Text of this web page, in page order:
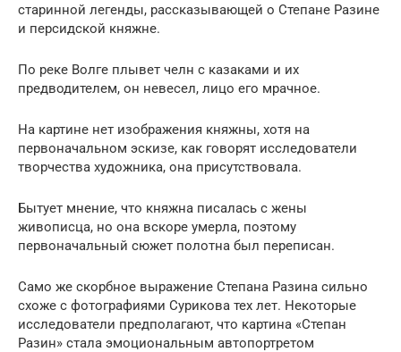
старинной легенды, рассказывающей о Степане Разине
и персидской княжне.
По реке Волге плывет челн с казаками и их
предводителем, он невесел, лицо его мрачное.
На картине нет изображения княжны, хотя на
первоначальном эскизе, как говорят исследователи
творчества художника, она присутствовала.
Бытует мнение, что княжна писалась с жены
живописца, но она вскоре умерла, поэтому
первоначальный сюжет полотна был переписан.
Само же скорбное выражение Степана Разина сильно
схоже с фотографиями Сурикова тех лет. Некоторые
исследователи предполагают, что картина «Степан
Разин» стала эмоциональным автопортретом